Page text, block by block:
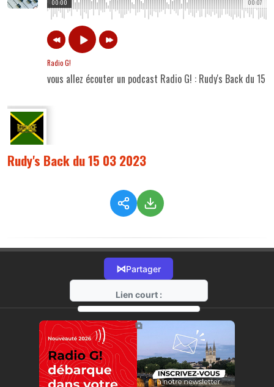
00:07
00:00
Radio G!
vous allez écouter un podcast Radio G! : Rudy's Back du 15
Rudy's Back du 15 03 2023
⋈Partager
Lien court :
https://radio-g.fr?11077
⧉